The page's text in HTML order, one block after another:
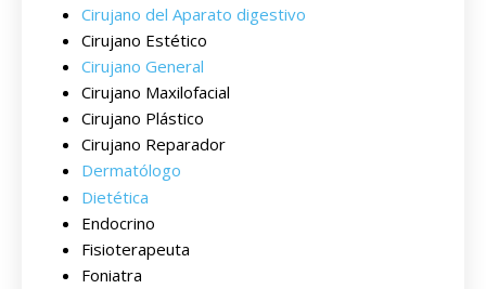
Cirujano del Aparato digestivo
Cirujano Estético
Cirujano General
Cirujano Maxilofacial
Cirujano Plástico
Cirujano Reparador
Dermatólogo
Dietética
Endocrino
Fisioterapeuta
Foniatra